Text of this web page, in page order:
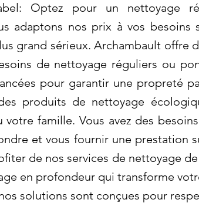
Optez pour un nettoyage
adaptons nos prix à vos besoins
grand sérieux. Archambault offre
de nettoyage réguliers ou
pour garantir une propreté
produits de nettoyage
famille. Vous avez des
et vous fournir une prestation
de nos services de nettoyage
en profondeur qui transforme
solutions sont conçues pour